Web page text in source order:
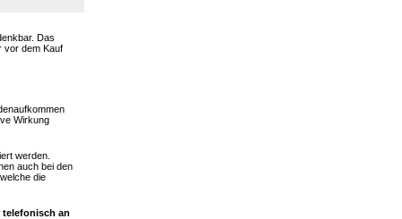
Das
vor dem Kauf
Wirkung
werden.
auch bei den
die
telefonisch an